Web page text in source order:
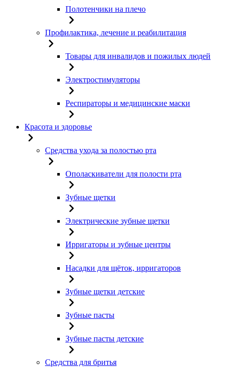
Полотенчики на плечо
Профилактика, лечение и реабилитация
Товары для инвалидов и пожилых людей
Электростимуляторы
Респираторы и медицинские маски
Красота и здоровье
Средства ухода за полостью рта
Ополаскиватели для полости рта
Зубные щетки
Электрические зубные щетки
Ирригаторы и зубные центры
Насадки для щёток, ирригаторов
Зубные щетки детские
Зубные пасты
Зубные пасты детские
Средства для бритья